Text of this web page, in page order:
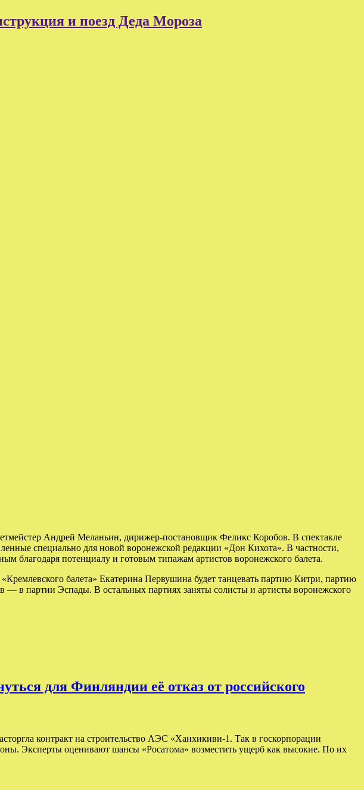
и поезд Деда Мороза
Андрей Меланьин, дирижер-постановщик Феликс Коробов. В спектакле
специально для новой воронежской редакции «Дон Кихота». В частности,
благодаря потенциалу и готовым типажам артистов воронежского балета.
балета» Екатерина Первушина будет танцевать партию Китри, партию
— в партии Эспады. В остальных партиях заняты солисты и артисты воронежского
для Финляндии её отказ от российского
контракт на строительство АЭС «Ханхикиви-1. Так в госкорпорации
Эксперты оценивают шансы «Росатома» возместить ущерб как высокие. По их